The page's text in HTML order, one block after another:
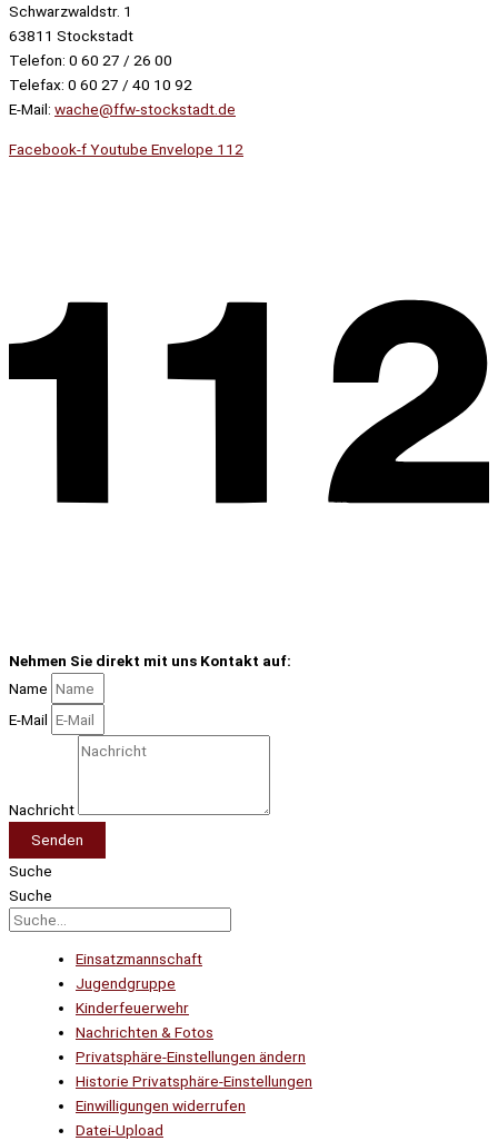
Schwarzwaldstr. 1
63811 Stockstadt
Telefon: 0 60 27 / 26 00
Telefax: 0 60 27 / 40 10 92
E-Mail: wache@ffw-stockstadt.de
Facebook-fYoutube Envelope 112
Nehmen Sie direkt mit uns Kontakt auf:
Name
E-Mail
Nachricht
Senden
Suche
Suche
Einsatzmannschaft
Jugendgruppe
Kinderfeuerwehr
Nachrichten & Fotos
Privatsphäre-Einstellungen ändern
Historie Privatsphäre-Einstellungen
Einwilligungen widerrufen
Datei-Upload